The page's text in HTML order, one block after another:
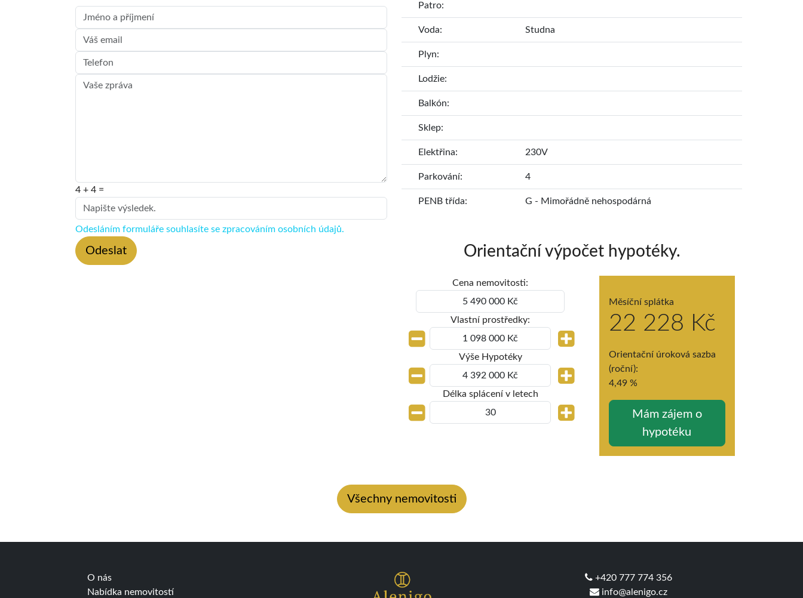
4 + 4 =
Odesláním formuláře souhlasíte se zpracováním osobních údajů.
Patro:
Voda: Studna
Plyn:
Lodžie:
Balkón:
Sklep:
Elektřina: 230V
Parkování: 4
PENB třída: G - Mimořádně nehospodárná
Orientační výpočet hypotéky.
Cena nemovitosti:
Vlastní prostředky:
Výše Hypotéky
Délka splácení v letech
Měsíční splátka
22 228 Kč
Orientační úroková sazba
(roční):
4,49 %
Všechny nemovitosti
O nás
Nabídka nemovitostí
+420 777 774 356
info@alenigo.cz